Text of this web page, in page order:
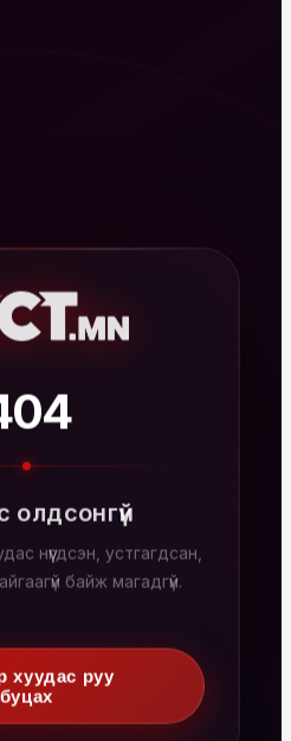
олдсонгүй
нүүгдсэн, устгагдсан,
байж магадгүй.
хуудас руу
буцах